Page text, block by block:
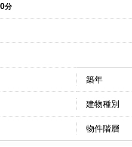
分
築年
建物種別
物件階層